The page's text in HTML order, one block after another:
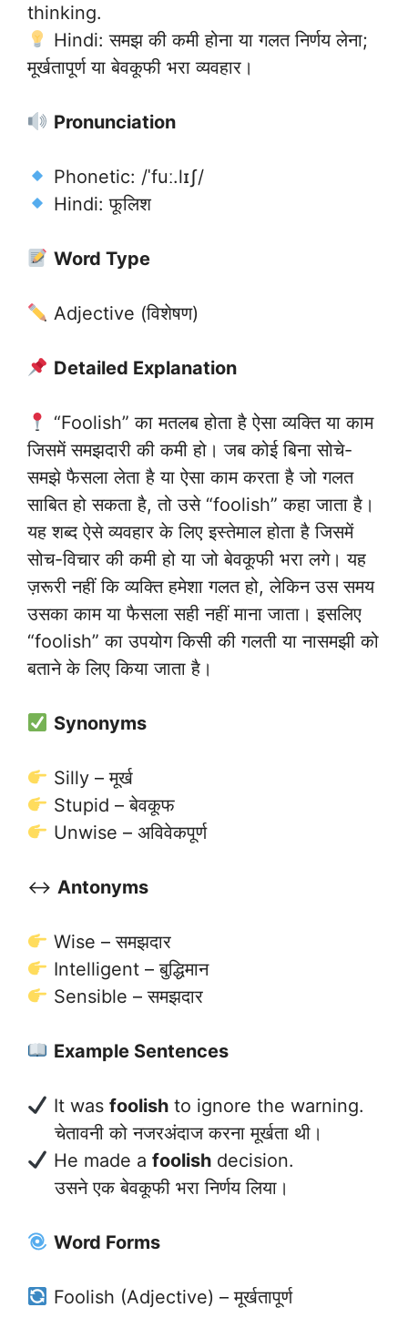
thinking.
Hindi: समझ की कमी होना या गलत निर्णय लेना;
मूर्खतापूर्ण या बेवकूफी भरा व्यवहार।
Pronunciation
Phonetic: /ˈfuː.lɪʃ/
Hindi: फूलिश
Word Type
Adjective (विशेषण)
Detailed Explanation
“Foolish” का मतलब होता है ऐसा व्यक्ति या काम
जिसमें समझदारी की कमी हो। जब कोई बिना सोचे-
समझे फैसला लेता है या ऐसा काम करता है जो गलत
साबित हो सकता है, तो उसे “foolish” कहा जाता है।
यह शब्द ऐसे व्यवहार के लिए इस्तेमाल होता है जिसमें
सोच-विचार की कमी हो या जो बेवकूफी भरा लगे। यह
ज़रूरी नहीं कि व्यक्ति हमेशा गलत हो, लेकिन उस समय
उसका काम या फैसला सही नहीं माना जाता। इसलिए
“foolish” का उपयोग किसी की गलती या नासमझी को
बताने के लिए किया जाता है।
Synonyms
Silly – मूर्ख
Stupid – बेवकूफ
Unwise – अविवेकपूर्ण
↔️ Antonyms
Wise – समझदार
Intelligent – बुद्धिमान
Sensible – समझदार
Example Sentences
It was foolishto ignore the warning.
चेतावनी को नजरअंदाज करना मूर्खता थी।
He made a foolishdecision.
उसने एक बेवकूफी भरा निर्णय लिया।
Word Forms
Foolish (Adjective) – मूर्खतापूर्ण